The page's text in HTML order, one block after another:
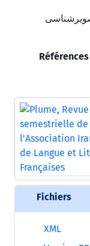
Références
Fichiers
XML